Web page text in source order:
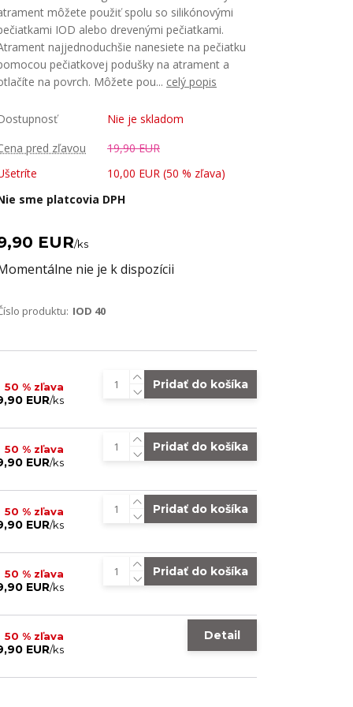
môžete použiť spolu so silikónovými
IOD alebo drevenými pečiatkami.
najjednoduchšie nanesiete na pečiatku
pečiatkovej podušky na atrament a
na povrch. Môžete pou... celý popis
Nie je skladom
pred zľavou
19,90 EUR
10,00 EUR (50 % zľava)
sme platcovia DPH
EUR/ks
nie je k dispozícii
produktu: IOD 40
50 % zľava
EUR/ks
Pridať do košíka
50 % zľava
EUR/ks
Pridať do košíka
50 % zľava
EUR/ks
Pridať do košíka
50 % zľava
EUR/ks
Pridať do košíka
50 % zľava
EUR/ks
Detail